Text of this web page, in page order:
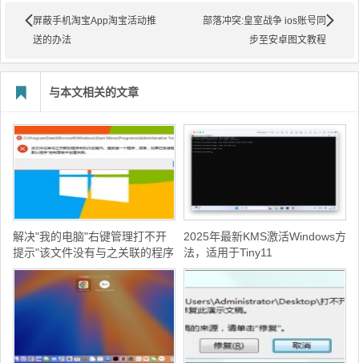
部落冲突:皇室战争 ios账号同
步至安卓图文教程
屏蔽手机淘宝App淘宝活动推
送的办法
与本文相关的文章
解决"我的电脑"右键管理打不开
提示"该文件没有与之关联的程序
来执行操作..."
2025年最新KMS激活Windows方
法，适用于Tiny11